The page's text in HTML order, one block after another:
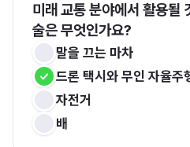
미래 교통 분야에서 활용될
술은 무엇인가요?
말을 끄는 마차
드론 택시와 무인 자율주
자전거
배